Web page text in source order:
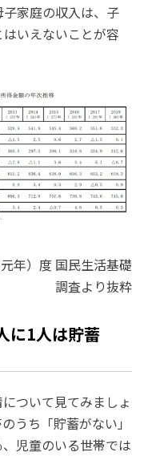
家庭の収入は、子
いえないことが容
年）度 国民生活基礎
調査より抜粋
に1人は貯蓄
ついて見てみましょ
うち「貯蓄がない」
児童のいる世帯では